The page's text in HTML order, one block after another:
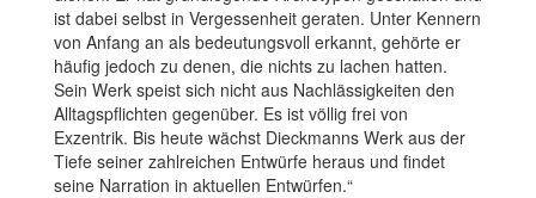
ist dabei selbst in Vergessenheit geraten. Unter Kennern
von Anfang an als bedeutungsvoll erkannt, gehörte er
häufig jedoch zu denen, die nichts zu lachen hatten.
Sein Werk speist sich nicht aus Nachlässigkeiten den
Alltagspflichten gegenüber. Es ist völlig frei von
Exzentrik. Bis heute wächst Dieckmanns Werk aus der
Tiefe seiner zahlreichen Entwürfe heraus und findet
seine Narration in aktuellen Entwürfen.“